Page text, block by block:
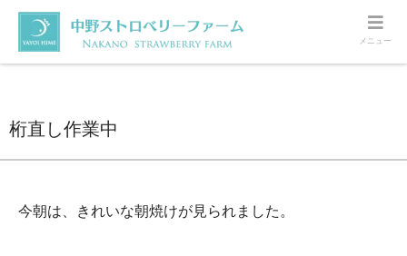
ホーム いちご 桁直し作業中
桁直し作業中
今朝は、きれいな朝焼けが見られました。
メニュー